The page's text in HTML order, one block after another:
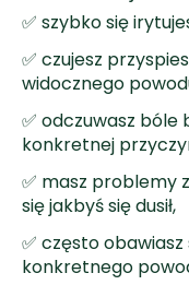
✅ szybko się
✅ czujesz
widocznego
✅ odczuwasz bóle
konkretnej
✅ masz problemy
się jakbyś się dusił,
✅ często
konkretnego